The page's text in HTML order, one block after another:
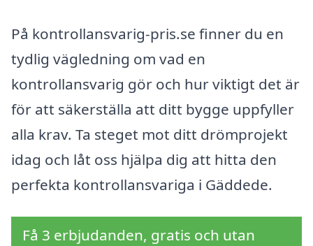
På kontrollansvarig-pris.se finner du en
tydlig vägledning om vad en
kontrollansvarig gör och hur viktigt det är
för att säkerställa att ditt bygge uppfyller
alla krav. Ta steget mot ditt drömprojekt
idag och låt oss hjälpa dig att hitta den
perfekta kontrollansvariga i Gäddede.
Få 3 erbjudanden, gratis och utan